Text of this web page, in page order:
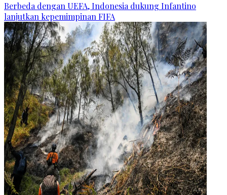
Berbeda dengan UEFA, Indonesia dukung Infantino
lanjutkan kepemimpinan FIFA